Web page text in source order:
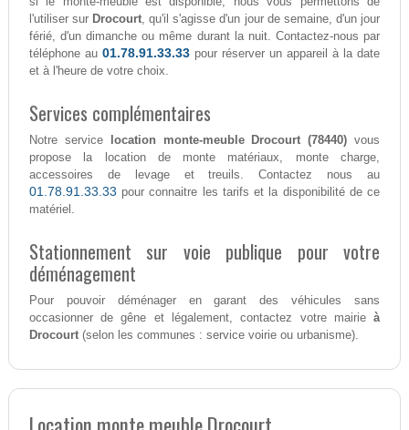
l'utiliser sur Drocourt, qu'il s'agisse d'un jour de semaine, d'un jour
férié, d'un dimanche ou même durant la nuit. Contactez-nous par
téléphone au 01.78.91.33.33 pour réserver un appareil à la date
et à l'heure de votre choix.
Services complémentaires
Notre service location monte-meuble Drocourt (78440) vous
propose la location de monte matériaux, monte charge,
accessoires de levage et treuils. Contactez nous au
01.78.91.33.33 pour connaitre les tarifs et la disponibilité de ce
matériel.
Stationnement sur voie publique pour votre
déménagement
Pour pouvoir déménager en garant des véhicules sans
occasionner de gêne et légalement, contactez votre mairieà
Drocourt(selon les communes : service voirie ou urbanisme).